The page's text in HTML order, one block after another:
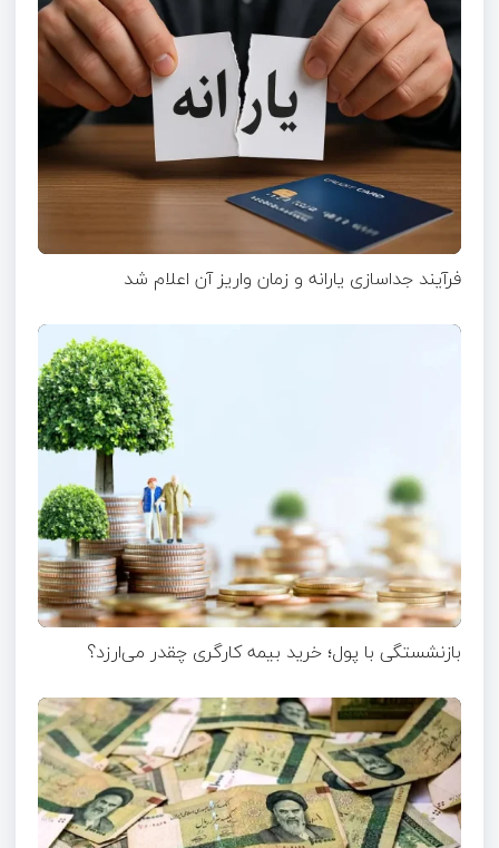
فرآیند جداسازی یارانه و زمان واریز آن اعلام شد
بازنشستگی با پول؛ خرید بیمه کارگری چقدر می‌ارزد؟